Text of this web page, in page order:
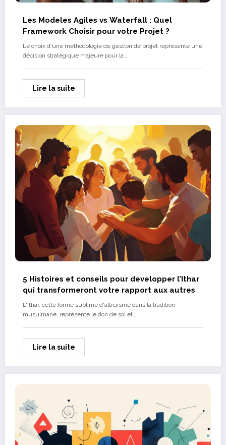
Les Modeles Agiles vs Waterfall : Quel
Framework Choisir pour votre Projet ?
Le choix d'une méthodologie de gestion de projet représente une
décision stratégique majeure pour la…
Lire la suite
5 Histoires et conseils pour developper l’Ithar
qui transformeront votre rapport aux autres
L'Ithar, cette forme sublime d'altruisme dans la tradition
musulmane, représente le don de soi et…
Lire la suite